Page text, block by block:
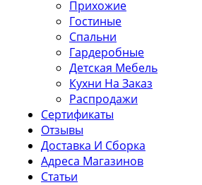
Прихожие
Гостиные
Спальни
Гардеробные
Детская Мебель
Кухни На Заказ
Распродажи
Сертификаты
Отзывы
Доставка И Сборка
Адреса Магазинов
Статьи